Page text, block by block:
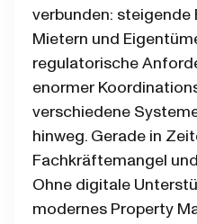
verbunden: steigende
Mietern und
regulatorische
enormer
verschiedene
hinweg. Gerade in
Fachkräftemangel
Ohne digitale
modernes Property